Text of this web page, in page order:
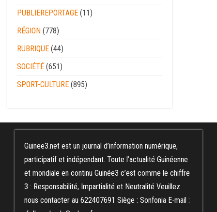
PUBLIEREPORTAGE (11)
RÉGION (778)
RUBRIQUE (44)
SOCIÉTÉ (651)
SPORT-CULTURE (895)
Guinee3.net est un journal d’information numérique,
participatif et indépendant. Toute l’actualité Guinéenne
et mondiale en continu Guinée3 c’est comme le chiffre
3 : Responsabilité, Impartialité et Neutralité Veuillez
nous contacter au 622407691 Siège : Sonfonia E-mail :